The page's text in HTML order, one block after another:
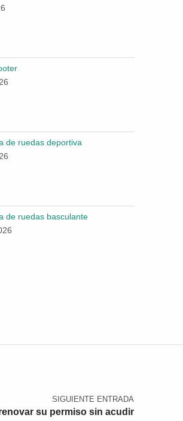
de ruedas deportiva
de ruedas basculante
SIGUIENTE ENTRADA
su permiso sin acudir